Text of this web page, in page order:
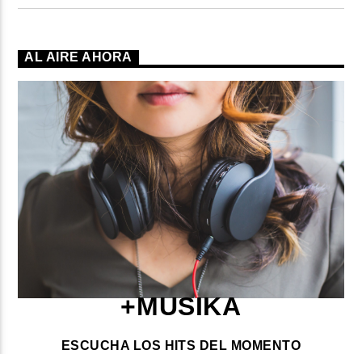
AL AIRE AHORA
+MUSIKA
ESCUCHA LOS HITS DEL MOMENTO